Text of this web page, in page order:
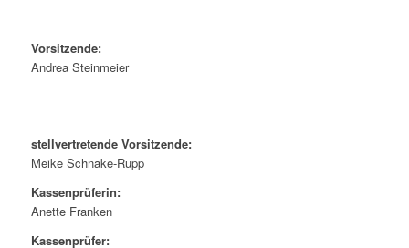
Vorsitzende:
Andrea Steinmeier
stellvertretende Vorsitzende:
Meike Schnake-Rupp
Kassenprüferin:
Anette Franken
Kassenprüfer: